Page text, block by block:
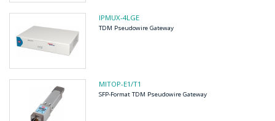
IPMUX-4LGE
TDM Pseudowire Gateway
MITOP-E1/T1
SFP-Format TDM Pseudowire Gateway